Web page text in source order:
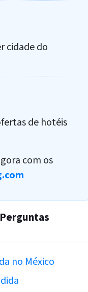
cidade do
de hotéis
com os
no México